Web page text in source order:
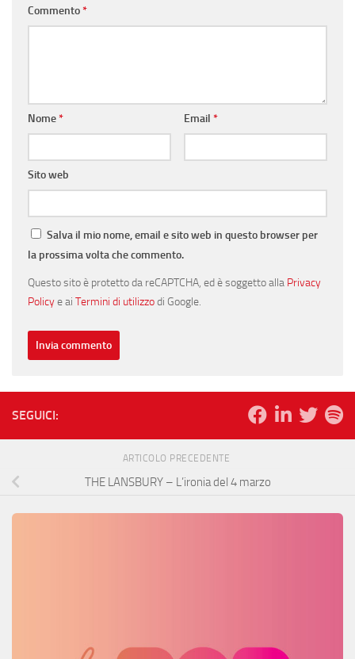
Commento*
Nome* Email *
Sito web
Salva il mio nome, email e sito web in questo browser per
la prossima volta che commento.
Questo sito è protetto da reCAPTCHA, ed è soggetto alla Privacy
Policye ai Termini di utilizzodi Google.
SEGUICI:
ARTICOLO PRECEDENTE
THE LANSBURY – L’ironia del 4 marzo